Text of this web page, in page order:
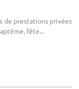
de prestations privées
fête...